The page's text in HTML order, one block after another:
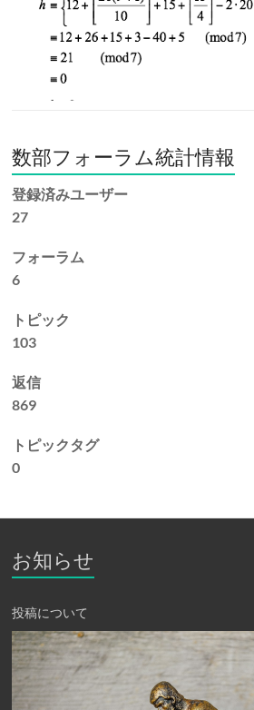
数部フォーラム統計情報
登録済みユーザー
27
フォーラム
6
トピック
103
返信
869
トピックタグ
0
お知らせ
投稿について